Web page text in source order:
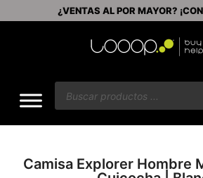
ENVÍOS GRATIS A PARTIR
Camisa Explorer Hombre